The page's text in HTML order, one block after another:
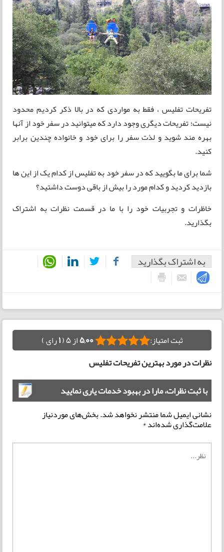
تفریحات تفلیس ، فقط به مواردی که در بالا ذکر کردیم محدود
نیست؛ تفریحات دیگری وجود دارد که میتوانید در سفر خود از آنها
بهره مند شوید و لذت سفر را برای خود و خانواده چندین برابر
کنید.
شما برای ما بگویید که در سفر خود به تفلیس از کدام یک از این ها
بازدید کردید و کدام مورد را بیش از باقی دوست داشتید؟
خاظرات و تجربیات خود را با ما در قسمت نظرات به اشتراک
بگذارید.
به اشتراک بگذارید
ثبت امتیاز: 5,00از 5 ( 1رای )
نظرات در مورد بهترین تفریحات تفلیس
با ثبت نظرات، مارا در بهبود خدمات یاری نمایید
نشانی ایمیل شما منتشر نخواهد شد.بخش‌های موردنیاز
علامت‌گذاری شده‌اند*